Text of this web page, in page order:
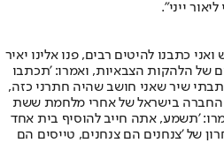
ייני".
הירש ואני כתבנו להיטים רבים, פנו אלינו יאיר
של הלהקות הצבאיות, ואמרו: 'תכתבו
שיר שאני חושב שהיה חתרני כזה,
החברה בישראל של אחרי מלחמת ששת
'תשמע, אתה חייב להוסיף בית אחד
של 'צנחנים הם צנחנים, טייסים הם